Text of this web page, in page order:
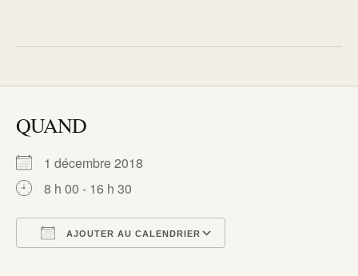
QUAND
1 décembre 2018
8 h 00 - 16 h 30
AJOUTER AU CALENDRIER